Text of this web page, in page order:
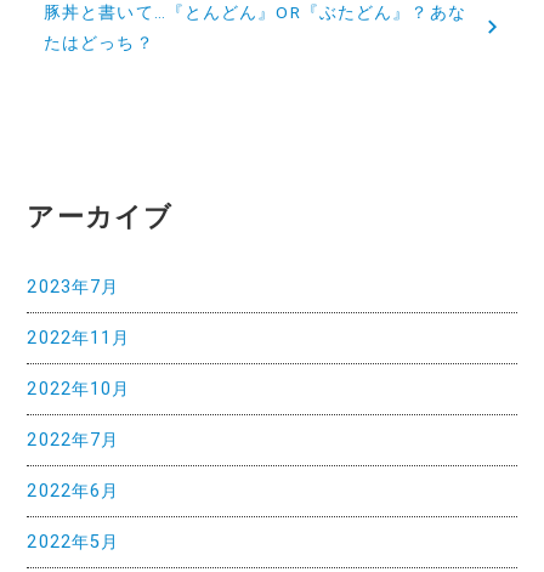
ビ
ョ
豚丼と書いて…『とんどん』OR『ぶたどん』？あな
たはどっち？
アーカイブ
2023年7月
2022年11月
2022年10月
2022年7月
2022年6月
2022年5月